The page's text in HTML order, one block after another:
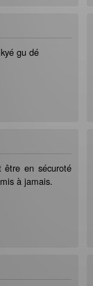
gu dé
être en sécuroté
à jamais.